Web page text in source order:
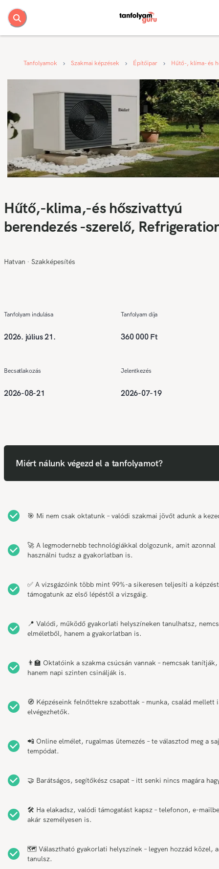
Tanfolyamok Szakmai képzések Építőipar Hűtő-, klíma- és
Hűtő,-klima,-és hőszivattyú
berendezés -szerelő,
Equipment Installer,
Hatvan ∙ Szakképesítés
Tanfolyam indulása
2026. július 21.
Tanfolyam díja
360 000 Ft
Becsatlakozás
2026-08-21
Jelentkezés
2026-07-19
Miért nálunk végezd el a tanfolyamot?
🎯 Mi nem csak oktatunk – valódi szakmai jövőt adunk a
🚀 A legmodernebb technológiákkal dolgozunk, amit azonnal
használni tudsz a gyakorlatban is.
✅ A vizsgázóink több mint 99%-a sikeresen teljesíti a
támogatunk az első lépéstől a vizsgáig.
📍 Valódi, működő gyakorlati helyszíneken tanulhatsz,
elméletből, hanem a gyakorlatban is.
👨‍🏫 Oktatóink a szakma csúcsán vannak – nemcsak tanítják,
hanem napi szinten csinálják is.
🧭 Képzéseink felnőttekre szabottak – munka, család mellett
elvégezhetők.
📲 Online elmélet, rugalmas ütemezés – te választod meg a
tempódat.
🤝 Barátságos, segítőkész csapat – itt senki nincs magára
🛠️ Ha elakadsz, valódi támogatást kapsz – telefonon, e-
akár személyesen is.
🗺️ Választható gyakorlati helyszínek – legyen hozzád közel,
tanulsz.